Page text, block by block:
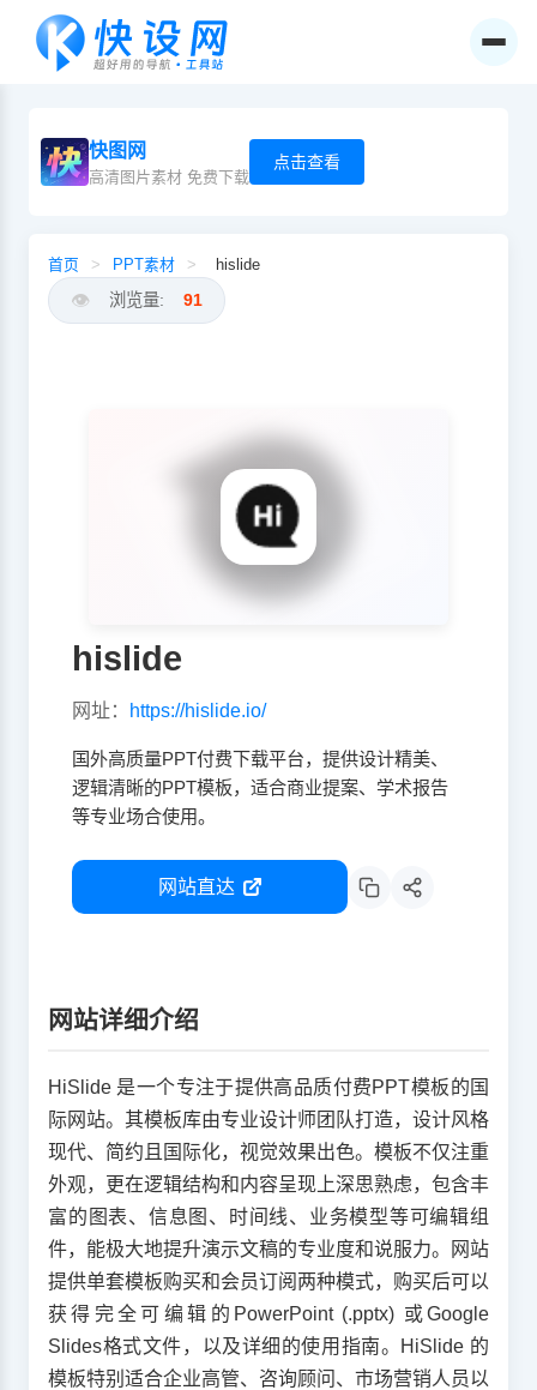
快图网
高清图片素材 免费下载
点击查看
首页 > PPT素材 > hislide
👁️ 浏览量: 91
hislide
网址： https://hislide.io/
国外高质量PPT付费下载平台，提供设计精美、
逻辑清晰的PPT模板，适合商业提案、学术报告
等专业场合使用。
网站直达
网站详细介绍
HiSlide 是一个专注于提供高品质付费PPT模板的国
际网站。其模板库由专业设计师团队打造，设计风格
现代、简约且国际化，视觉效果出色。模板不仅注重
外观，更在逻辑结构和内容呈现上深思熟虑，包含丰
富的图表、信息图、时间线、业务模型等可编辑组
件，能极大地提升演示文稿的专业度和说服力。网站
提供单套模板购买和会员订阅两种模式，购买后可以
获得完全可编辑的PowerPoint (.pptx) 或Google
Slides格式文件，以及详细的使用指南。HiSlide 的
模板特别适合企业高管、咨询顾问、市场营销人员以